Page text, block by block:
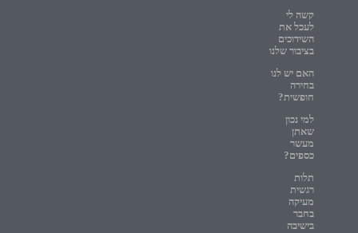
קשה לי
לעכל את
השידוכים
בציבור שלנו
האם יש לנו
בחירה
חופשית?
למי נכון
שאתן
מעשר
כספים?
תלות
רגשית
מעיקה
בחבר
בישיבה